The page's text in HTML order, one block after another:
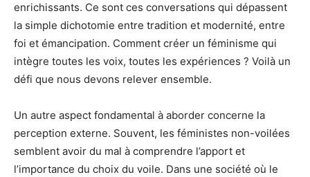
enrichissants. Ce sont ces conversations qui dépassent
la simple dichotomie entre tradition et modernité, entre
foi et émancipation. Comment créer un féminisme qui
intègre toutes les voix, toutes les expériences ? Voilà un
défi que nous devons relever ensemble.
Un autre aspect fondamental à aborder concerne la
perception externe. Souvent, les féministes non-voilées
semblent avoir du mal à comprendre l’apport et
l’importance du choix du voile. Dans une société où le